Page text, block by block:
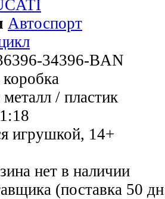
Автоспорт
34396-BAN
коробка
металл / пластик
1:18
игрушкой, 14+
нет в наличии
(поставка 50